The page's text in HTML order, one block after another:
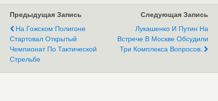
Предыдущая Запись
На Гожском Полигоне
Стартовал Открытый
Чемпионат По Тактической
Стрельбе
Следующая Запись
Лукашенко И Путин На
Встрече В Москве Обсудили
Три Комплекса Вопросов.